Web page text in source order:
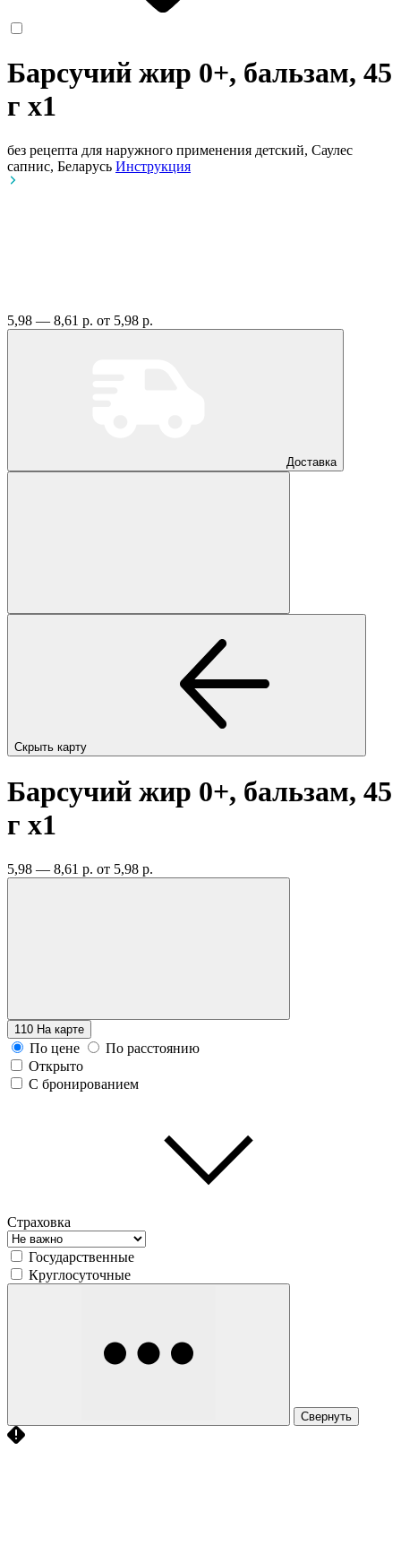
Барсучий жир 0+, бальзам, 45
г x1
без рецепта для наружного применения детский, Саулес
сапнис, Беларусь Инструкция
5,98 — 8,61 р. от 5,98 р.
Доставка
Скрыть карту
Барсучий жир 0+, бальзам, 45
г x1
5,98 — 8,61 р. от 5,98 р.
110 На карте
По цене
По расстоянию
Открыто
С бронированием
Страховка
Государственные
Круглосуточные
Свернуть